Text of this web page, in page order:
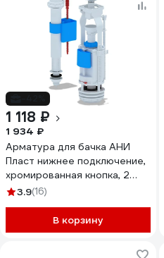
1 118 ₽
1 934 ₽
Арматура для бачка АНИ
Пласт нижнее подключение,
хромированная кнопка, 2
режима WC9510C 023-2660
3.9(16)
В корзину